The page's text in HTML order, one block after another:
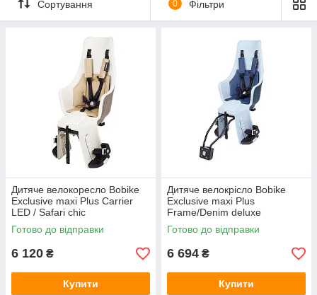
Сортування 0 Фільтри
Дитяче велокоресло Bobike
Exclusive maxi Plus Carrier
LED / Safari chic
Готово до відправки
6 120 ₴
Купити
Дитяче велокрісло Bobike
Exclusive maxi Plus
Frame/Denim deluxe
Готово до відправки
6 694 ₴
Купити